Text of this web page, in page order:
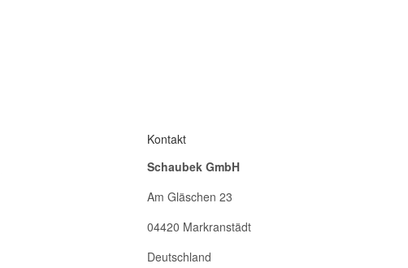
Kontakt
Schaubek GmbH
Am Gläschen 23
04420 Markranstädt
Deutschland